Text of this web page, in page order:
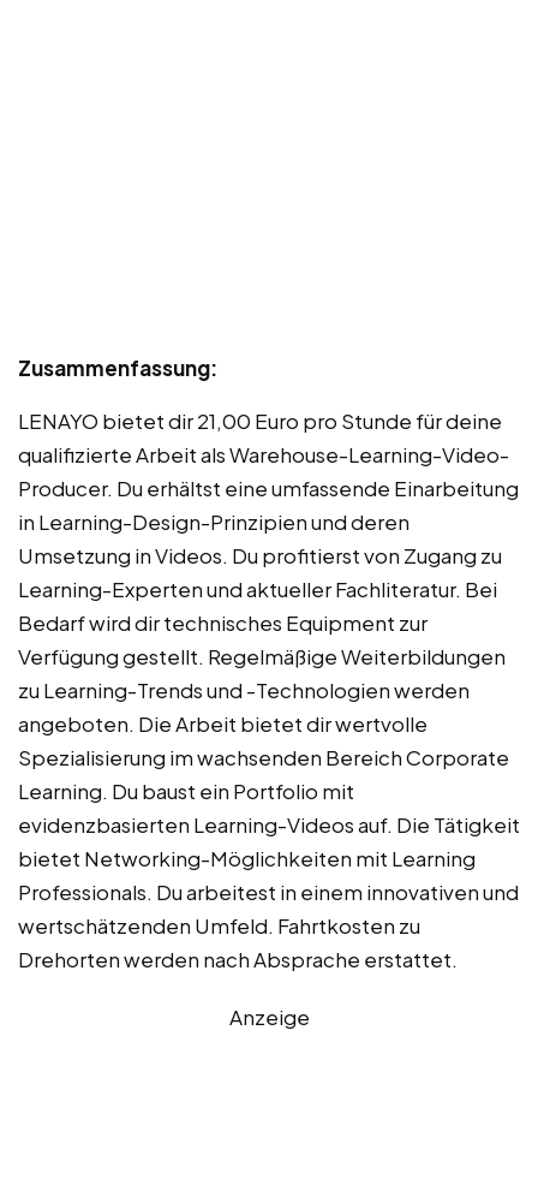
Zusammenfassung:
LENAYO bietet dir 21,00 Euro pro Stunde für deine
qualifizierte Arbeit als Warehouse-Learning-Video-
Producer. Du erhältst eine umfassende Einarbeitung
in Learning-Design-Prinzipien und deren
Umsetzung in Videos. Du profitierst von Zugang zu
Learning-Experten und aktueller Fachliteratur. Bei
Bedarf wird dir technisches Equipment zur
Verfügung gestellt. Regelmäßige Weiterbildungen
zu Learning-Trends und -Technologien werden
angeboten. Die Arbeit bietet dir wertvolle
Spezialisierung im wachsenden Bereich Corporate
Learning. Du baust ein Portfolio mit
evidenzbasierten Learning-Videos auf. Die Tätigkeit
bietet Networking-Möglichkeiten mit Learning
Professionals. Du arbeitest in einem innovativen und
wertschätzenden Umfeld. Fahrtkosten zu
Drehorten werden nach Absprache erstattet.
Anzeige